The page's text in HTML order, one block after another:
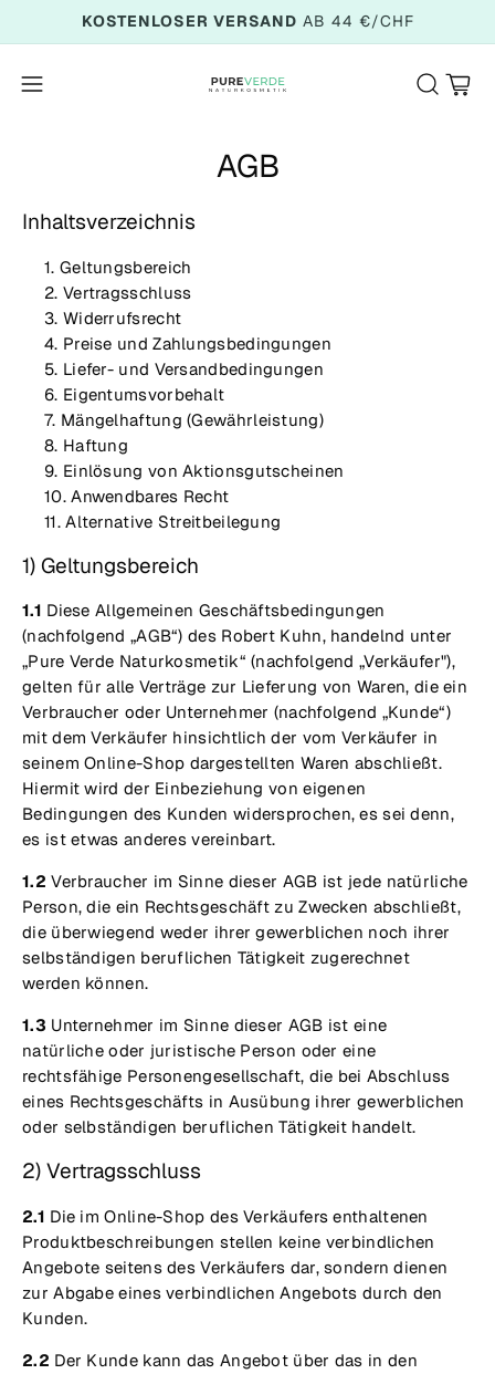
KOSTENLOSER VERSAND AB 44 €/CHF
AGB
Inhaltsverzeichnis
Geltungsbereich
Vertragsschluss
Widerrufsrecht
Preise und Zahlungsbedingungen
Liefer- und Versandbedingungen
Eigentumsvorbehalt
Mängelhaftung (Gewährleistung)
Haftung
Einlösung von Aktionsgutscheinen
Anwendbares Recht
Alternative Streitbeilegung
1) Geltungsbereich
1.1 Diese Allgemeinen Geschäftsbedingungen
(nachfolgend „AGB“) des Robert Kuhn, handelnd unter
„Pure Verde Naturkosmetik“ (nachfolgend „Verkäufer"),
gelten für alle Verträge zur Lieferung von Waren, die ein
Verbraucher oder Unternehmer (nachfolgend „Kunde“)
mit dem Verkäufer hinsichtlich der vom Verkäufer in
seinem Online-Shop dargestellten Waren abschließt.
Hiermit wird der Einbeziehung von eigenen
Bedingungen des Kunden widersprochen, es sei denn,
es ist etwas anderes vereinbart.
1.2 Verbraucher im Sinne dieser AGB ist jede natürliche
Person, die ein Rechtsgeschäft zu Zwecken abschließt,
die überwiegend weder ihrer gewerblichen noch ihrer
selbständigen beruflichen Tätigkeit zugerechnet
werden können.
1.3 Unternehmer im Sinne dieser AGB ist eine
natürliche oder juristische Person oder eine
rechtsfähige Personengesellschaft, die bei Abschluss
eines Rechtsgeschäfts in Ausübung ihrer gewerblichen
oder selbständigen beruflichen Tätigkeit handelt.
2) Vertragsschluss
2.1 Die im Online-Shop des Verkäufers enthaltenen
Produktbeschreibungen stellen keine verbindlichen
Angebote seitens des Verkäufers dar, sondern dienen
zur Abgabe eines verbindlichen Angebots durch den
Kunden.
2.2 Der Kunde kann das Angebot über das in den